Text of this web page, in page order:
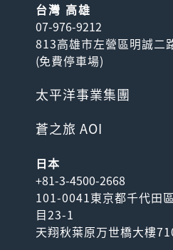
台灣 高雄
07-976-9212
813高雄市左營區明誠二
(免費停車場)
太平洋事業集團
蒼之旅 AOI
日本
+81-3-4500-2668
101-0041東京都千代田
目23-1
天翔秋葉原万世橋大樓